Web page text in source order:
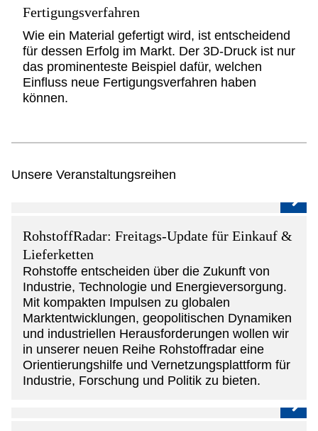
Fertigungsverfahren
Wie ein Material gefertigt wird, ist entscheidend
für dessen Erfolg im Markt. Der 3D-Druck ist nur
das prominenteste Beispiel dafür, welchen
Einfluss neue Fertigungsverfahren haben
können.
Unsere Veranstaltungsreihen
RohstoffRadar: Freitags-Update für Einkauf &
Lieferketten
Rohstoffe entscheiden über die Zukunft von
Industrie, Technologie und Energieversorgung.
Mit kompakten Impulsen zu globalen
Marktentwicklungen, geopolitischen Dynamiken
und industriellen Herausforderungen wollen wir
in unserer neuen Reihe Rohstoffradar eine
Orientierungshilfe und Vernetzungsplattform für
Industrie, Forschung und Politik zu bieten.